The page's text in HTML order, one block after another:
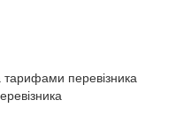
тарифами перевізника